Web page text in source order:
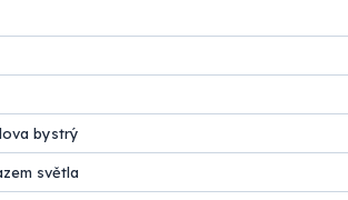
bystrý
světla